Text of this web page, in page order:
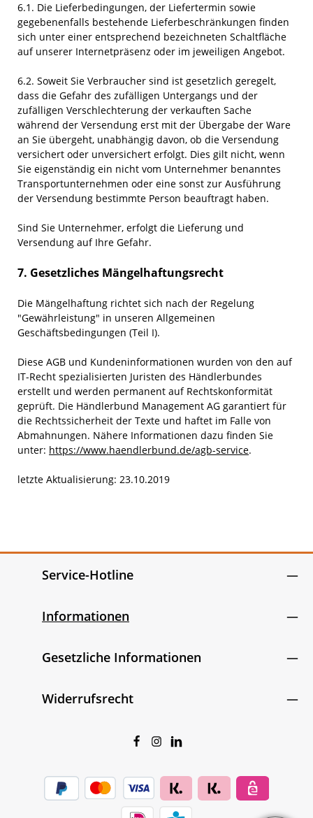
6.1. Die Lieferbedingungen, der Liefertermin sowie
gegebenenfalls bestehende Lieferbeschränkungen finden
sich unter einer entsprechend bezeichneten Schaltfläche
auf unserer Internetpräsenz oder im jeweiligen Angebot.
6.2. Soweit Sie Verbraucher sind ist gesetzlich geregelt,
dass die Gefahr des zufälligen Untergangs und der
zufälligen Verschlechterung der verkauften Sache
während der Versendung erst mit der Übergabe der Ware
an Sie übergeht, unabhängig davon, ob die Versendung
versichert oder unversichert erfolgt. Dies gilt nicht, wenn
Sie eigenständig ein nicht vom Unternehmer benanntes
Transportunternehmen oder eine sonst zur Ausführung
der Versendung bestimmte Person beauftragt haben.
Sind Sie Unternehmer, erfolgt die Lieferung und
Versendung auf Ihre Gefahr.
7. Gesetzliches Mängelhaftungsrecht
Die Mängelhaftung richtet sich nach der Regelung
"Gewährleistung" in unseren Allgemeinen
Geschäftsbedingungen (Teil I).
Diese AGB und Kundeninformationen wurden von den auf
IT-Recht spezialisierten Juristen des Händlerbundes
erstellt und werden permanent auf Rechtskonformität
geprüft. Die Händlerbund Management AG garantiert für
die Rechtssicherheit der Texte und haftet im Falle von
Abmahnungen. Nähere Informationen dazu finden Sie
unter: https://www.haendlerbund.de/agb-service.
letzte Aktualisierung: 23.10.2019
Service-Hotline
Informationen
Gesetzliche Informationen
Widerrufsrecht